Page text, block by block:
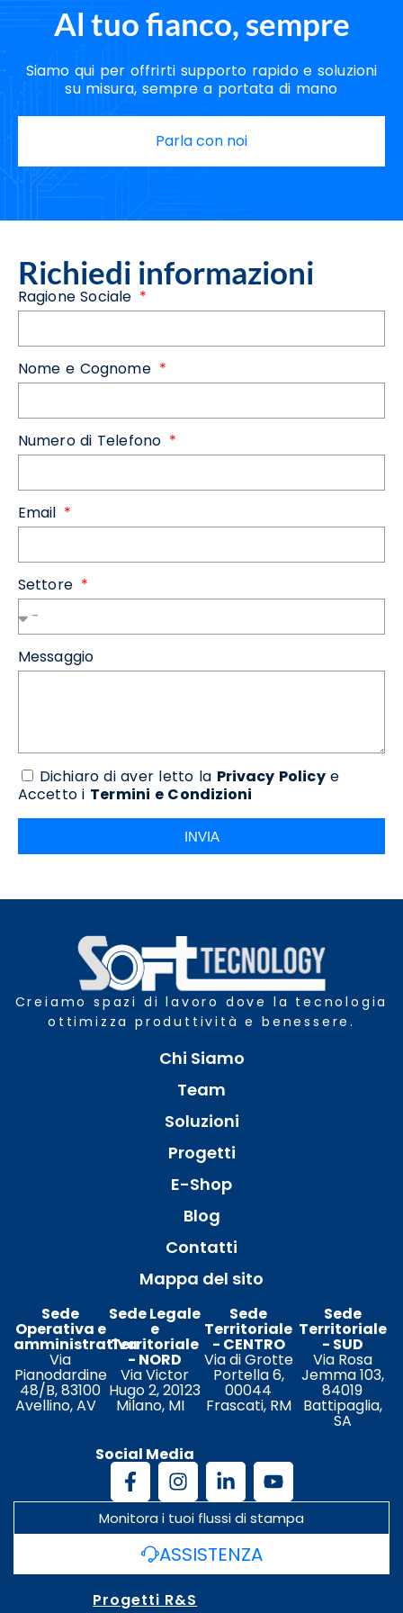
Al tuo fianco, sempre
Siamo qui per offrirti supporto rapido e soluzioni
su misura, sempre a portata di mano
Parla con noi
Richiedi informazioni
Ragione Sociale
Nome e Cognome
Numero di Telefono
Email
Settore
Messaggio
Dichiaro di aver letto la Privacy Policye
Accetto i Termini e Condizioni
INVIA
Creiamo spazi di lavoro dove la tecnologia
ottimizza produttività e benessere.
Chi Siamo
Team
Soluzioni
Progetti
E-Shop
Blog
Contatti
Mappa del sito
Sede
Operativa e
amministrativa
Via
Pianodardine
48/B, 83100
Avellino, AV
Sede Legale
e
Territoriale
- NORD
Via Victor
Hugo 2, 20123
Milano, MI
Sede
Territoriale
- CENTRO
Via di Grotte
Portella 6,
00044
Frascati, RM
Sede
Territoriale
- SUD
Via Rosa
Jemma 103,
84019
Battipaglia,
SA
Social Media
Monitora i tuoi flussi di stampa
ASSISTENZA
Progetti R&S